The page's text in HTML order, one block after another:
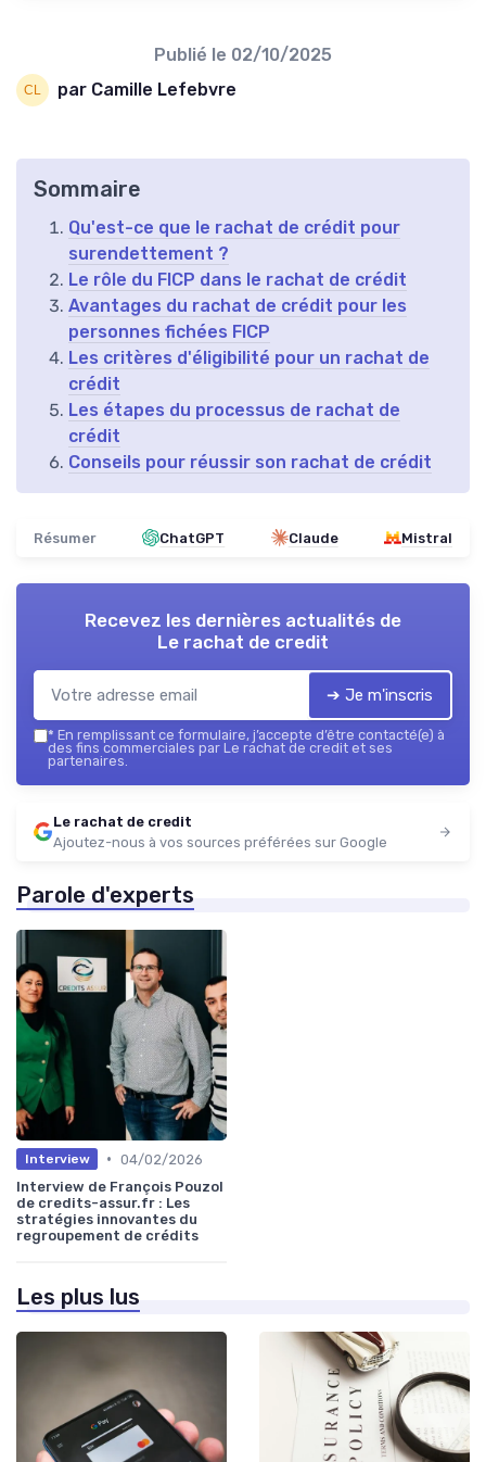
Publié le 02/10/2025
par Camille Lefebvre
Sommaire
Qu'est-ce que le rachat de crédit pour
surendettement ?
Le rôle du FICP dans le rachat de crédit
Avantages du rachat de crédit pour les
personnes fichées FICP
Les critères d'éligibilité pour un rachat de
crédit
Les étapes du processus de rachat de
crédit
Conseils pour réussir son rachat de crédit
Résumer ChatGPT Claude Mistral
Recevez les dernières actualités de
Le rachat de credit
➔ Je m'inscris
* En remplissant ce formulaire, j’accepte d’être contacté(e) à
des fins commerciales par Le rachat de credit et ses
partenaires.
Le rachat de credit
Ajoutez-nous à vos sources préférées sur Google
Parole d'experts
Interview • 04/02/2026
Interview de François Pouzol
de credits-assur.fr : Les
stratégies innovantes du
regroupement de crédits
Les plus lus